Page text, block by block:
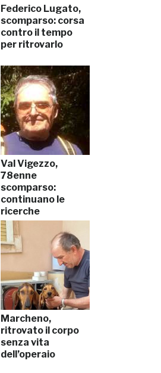
Federico Lugato,
scomparso: corsa
contro il tempo
per ritrovarlo
Val Vigezzo,
78enne
scomparso:
continuano le
ricerche
Marcheno,
ritrovato il corpo
senza vita
dell’operaio